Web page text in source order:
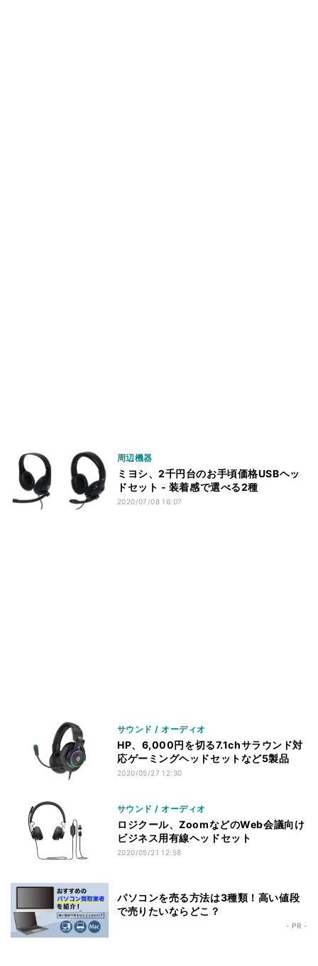
周辺機器
ミヨシ、2千円台のお手頃価格USBヘッ
ドセット - 装着感で選べる2種
2020/07/08 16:07
サウンド / オーディオ
HP、6,000円を切る7.1chサラウンド対
応ゲーミングヘッドセットなど5製品
2020/05/27 12:30
サウンド / オーディオ
ロジクール、ZoomなどのWeb会議向け
ビジネス用有線ヘッドセット
2020/05/21 12:58
パソコンを売る方法は3種類！高い値段
で売りたいならどこ？
- PR -